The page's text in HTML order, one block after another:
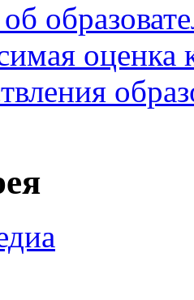
оценка